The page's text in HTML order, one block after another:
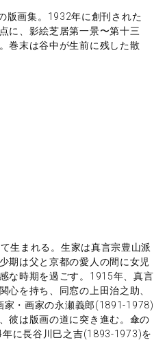
版画集。1932年に創刊された
に、影絵芝居第一景〜第十三
巻末は谷中が生前に残した散
生まれる。生家は真言宗豊山派
期は父と京都の愛人の間に女児
な時期を過ごす。1915年、真言
心を持ち、同窓の上田治之助、
家・画家の永瀬義郎(1891-1978)
彼は版画の道に突き進む。傘の
に長谷川巳之吉(1893-1973)を